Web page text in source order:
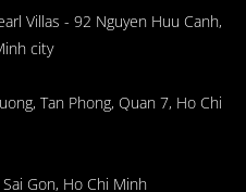
Villas - 92 Nguyen Huu Canh,
city
Tan Phong, Quan 7, Ho Chi
Gon, Ho Chi Minh